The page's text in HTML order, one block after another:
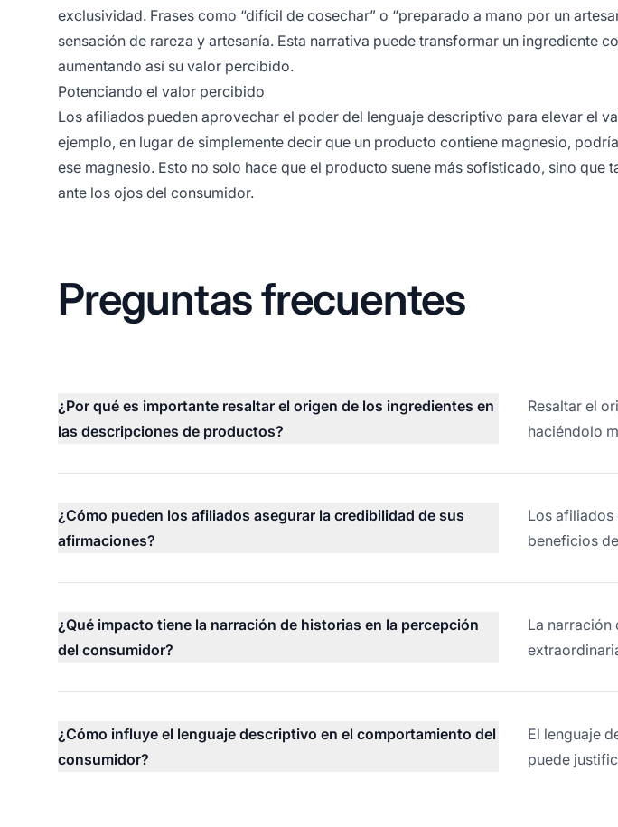
exclusividad. Frases como “difícil de cosechar” o “preparado a mano por un
sensación de rareza y artesanía. Esta narrativa puede transformar un ingrediente
aumentando así su valor percibido.
Potenciando el valor percibido
Los afiliados pueden aprovechar el poder del lenguaje descriptivo para elevar el
ejemplo, en lugar de simplemente decir que un producto contiene magnesio,
ese magnesio. Esto no solo hace que el producto suene más sofisticado, sino que
ante los ojos del consumidor.
Preguntas frecuentes
¿Por qué es importante resaltar el origen de los ingredientes en
las descripciones de productos?
Resaltar el
haciéndolo
¿Cómo pueden los afiliados asegurar la credibilidad de sus
afirmaciones?
Los
beneficios
¿Qué impacto tiene la narración de historias en la percepción
del consumidor?
La
¿Cómo influye el lenguaje descriptivo en el comportamiento del
consumidor?
El lenguaje
puede